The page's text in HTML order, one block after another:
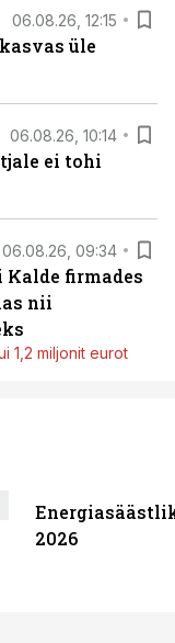
06.08.26, 12:15
üle
06.08.26, 10:14
ei tohi
06.08.26, 09:34
firmades
nii
1,2 miljonit eurot
2026